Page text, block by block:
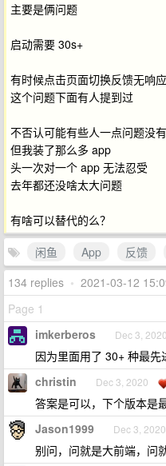
主要是俩问题
启动需要 30s+
有时候点击页面切换反馈无响
这个问题下面有人提到过
不否认可能有些人一点问题没有
但我装了那么多 app
头一次对一个 app 无法忍受
去年都还没啥太大问题
有啥可以替代的么？
闲鱼
App 反馈
134 replies • 2021-03-12
Page 1
imkerberos Dec 3, 2020
因为里面用了 30+ 种最先
christin Dec 3, 2020
答案是可以，下个版本是
Jason1999 Dec 3, 2020
别问，问就是大前端，问